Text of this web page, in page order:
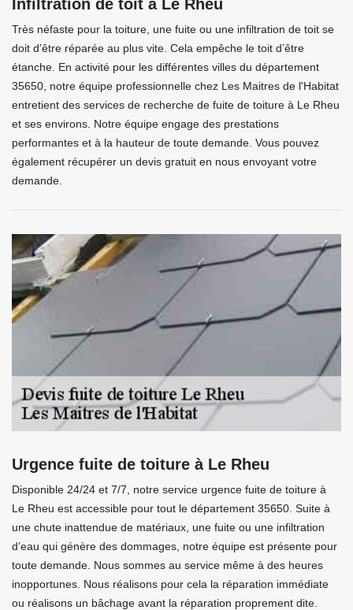
Infiltration de toit à Le Rheu
Très néfaste pour la toiture, une fuite ou une infiltration de toit se
doit d’être réparée au plus vite. Cela empêche le toit d’être
étanche. En activité pour les différentes villes du département
35650, notre équipe professionnelle chez Les Maitres de l'Habitat
entretient des services de recherche de fuite de toiture à Le Rheu
et ses environs. Notre équipe engage des prestations
performantes et à la hauteur de toute demande. Vous pouvez
également récupérer un devis gratuit en nous envoyant votre
demande.
Urgence fuite de toiture à Le Rheu
Disponible 24/24 et 7/7, notre service urgence fuite de toiture à
Le Rheu est accessible pour tout le département 35650. Suite à
une chute inattendue de matériaux, une fuite ou une infiltration
d’eau qui génère des dommages, notre équipe est présente pour
toute demande. Nous sommes au service même à des heures
inopportunes. Nous réalisons pour cela la réparation immédiate
ou réalisons un bâchage avant la réparation proprement dite.